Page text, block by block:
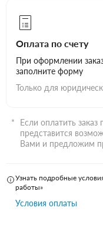
Оплата по счету
При оформлении
заполните форму
Только для
Если оплатить
представится
Вами и предложим
Узнать подробные
работы»
Условия оплаты